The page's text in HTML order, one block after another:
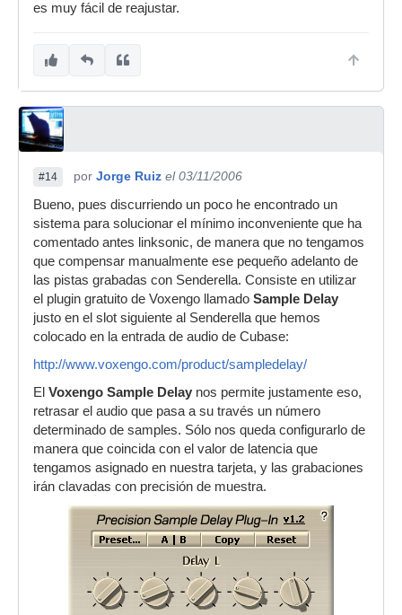
es muy fácil de reajustar.
#14 por Jorge Ruiz el 03/11/2006
Bueno, pues discurriendo un poco he encontrado un
sistema para solucionar el mínimo inconveniente que ha
comentado antes linksonic, de manera que no tengamos
que compensar manualmente ese pequeño adelanto de
las pistas grabadas con Senderella. Consiste en utilizar
el plugin gratuito de Voxengo llamado Sample Delay
justo en el slot siguiente al Senderella que hemos
colocado en la entrada de audio de Cubase:
http://www.voxengo.com/product/sampledelay/
El Voxengo Sample Delay nos permite justamente eso,
retrasar el audio que pasa a su través un número
determinado de samples. Sólo nos queda configurarlo de
manera que coincida con el valor de latencia que
tengamos asignado en nuestra tarjeta, y las grabaciones
irán clavadas con precisión de muestra.